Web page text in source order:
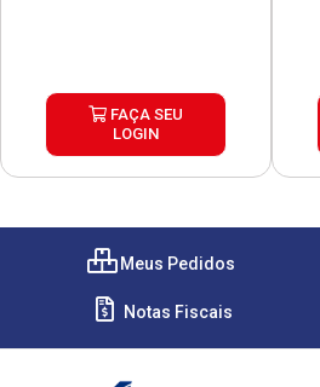
FAÇA SEU
LOGIN
Meus Pedidos
Notas Fiscais